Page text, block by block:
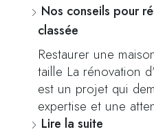
Nos conseils pour
classée
Restaurer une
taille La rénovation
est un projet qui
expertise et une
Lire la suite